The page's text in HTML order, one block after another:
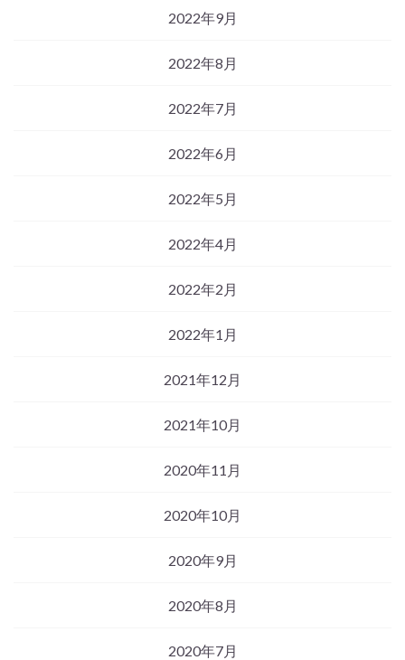
2022年9月
2022年8月
2022年7月
2022年6月
2022年5月
2022年4月
2022年2月
2022年1月
2021年12月
2021年10月
2020年11月
2020年10月
2020年9月
2020年8月
2020年7月